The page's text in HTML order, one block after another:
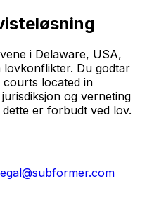
i Delaware, USA,
Du godtar
courts located in
og verneting
er forbudt ved lov.